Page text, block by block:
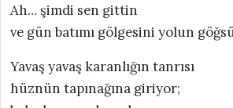
Ah… şimdi sen gittin
ve gün batımı gölgesini yolun
Yavaş yavaş karanlığın tanrısı
hüznün tapınağına giriyor;